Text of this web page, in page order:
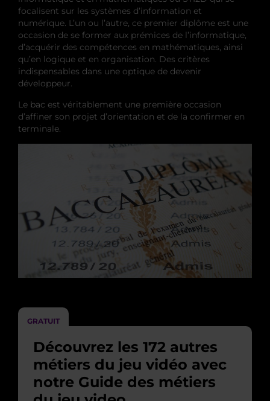
focalisent sur les systèmes d’information et
numérique. L’un ou l’autre, ce premier diplôme est une
occasion de se former aux prémices de l’informatique,
d’acquérir des compétences en mathématiques, ainsi
qu’en logique et en organisation. Des critères
indispensables dans une optique de devenir
développeur.
Le bac est véritablement une première occasion
d’affiner son projet d’orientation et de la confirmer en
terminale.
GRATUIT
Découvrez les 172 autres
métiers du jeu vidéo avec
notre Guide des métiers